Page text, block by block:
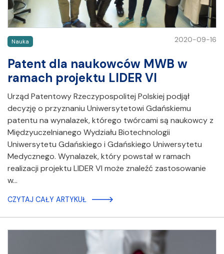
Nauka 2020-09-16
Patent dla naukowców MWB w
ramach projektu LIDER VI
Urząd Patentowy Rzeczypospolitej Polskiej podjął
decyzję o przyznaniu Uniwersytetowi Gdańskiemu
patentu na wynalazek, którego twórcami są naukowcy z
Międzyuczelnianego Wydziału Biotechnologii
Uniwersytetu Gdańskiego i Gdańskiego Uniwersytetu
Medycznego. Wynalazek, który powstał w ramach
realizacji projektu LIDER VI może znaleźć zastosowanie
w…
CZYTAJ CAŁY ARTYKUŁ